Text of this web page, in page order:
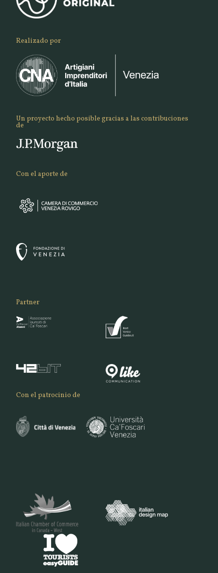
Realizado por
Un proyecto hecho posible gracias a las contribuciones
de
Con el aporte de
Partner
Con el patrocinio de